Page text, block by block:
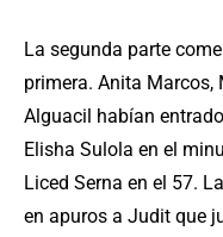
La segunda parte
primera. Anita Marcos,
Alguacil habían
Elisha Sulola en el
Liced Serna en el 57.
en apuros a Judit que